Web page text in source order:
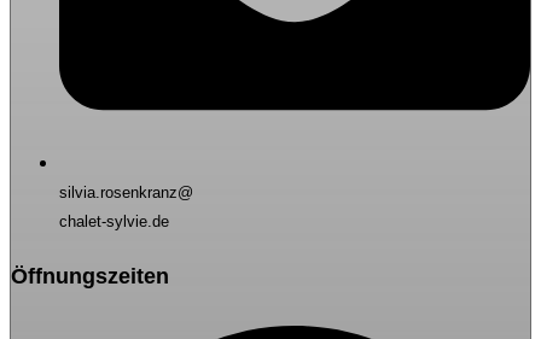
silvia.rosenkranz@
chalet-sylvie.de
Öffnungszeiten